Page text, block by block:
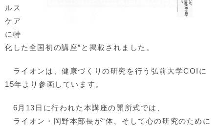
ルス
ケア
に特
化した全国初の講座”と掲載されました。
ライオンは、健康づくりの研究を行う弘前大学COIに
15年より参画しています。
6月13日に行われた本講座の開所式では、
ライオン・岡野本部長が“体、そして心の研究のために